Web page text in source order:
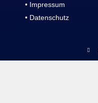
• Impressum
• Datenschutz